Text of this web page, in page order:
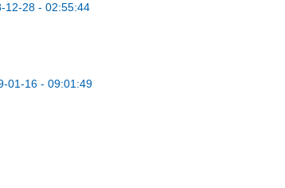
12-28 - 02:55:44
01-16 - 09:01:49